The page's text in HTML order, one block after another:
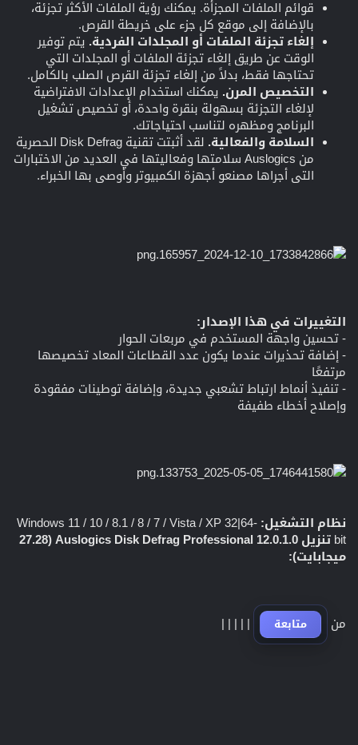
قوائم الملفات المجزأة. يمكنك رؤية الملفات الأكثر تجزئة،
بالإضافة إلى موقع كل جزء على خريطة القرص.
إلغاء تجزئة الملفات أو المجلدات الفردية. يتم توفير
الوقت عن طريق إلغاء تجزئة الملفات أو المجلدات التي
تحتاجها فقط، بدلاً من إلغاء تجزئة القرص الصلب بالكامل.
التخصيص المرن. يمكنك استخدام الإعدادات الافتراضية
لإلغاء التجزئة بسهولة بنقرة واحدة، أو تخصيص تشغيل
البرنامج ومظهره لتناسب احتياجاتك.
السلامة والفعالية.
لقد أثبتت تقنية Disk Defrag الحصرية
من Auslogics سلامتها وفعاليتها في العديد من الاختبارات
التي أجراها مصنعو أجهزة الكمبيوتر وأوصى بها الخبراء.
التغييرات في هذا الإصدار:
- تحسين واجهة المستخدم في مربعات الحوار
- إضافة تحذيرات عندما يكون عدد القطاعات المعاد تخصيصها
مرتفعًا
- تنفيذ أنماط ارتباط تشعبي جديدة، وإضافة توطينات مفقودة
وإصلاح أخطاء طفيفة
نظام التشغيل: Windows 11 / 10 / 8.1 / 8 / 7 / Vista / XP 32|64-
bit
تنزيل Auslogics Disk Defrag Professional 12.0.1.0 (27.28
ميجابايت):
من متابعة |
|
|
|
|